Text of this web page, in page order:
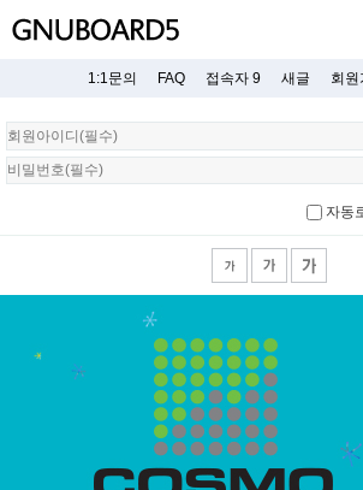
1:1문의 FAQ 접속자 9 새글 회원
회
원
로
자동